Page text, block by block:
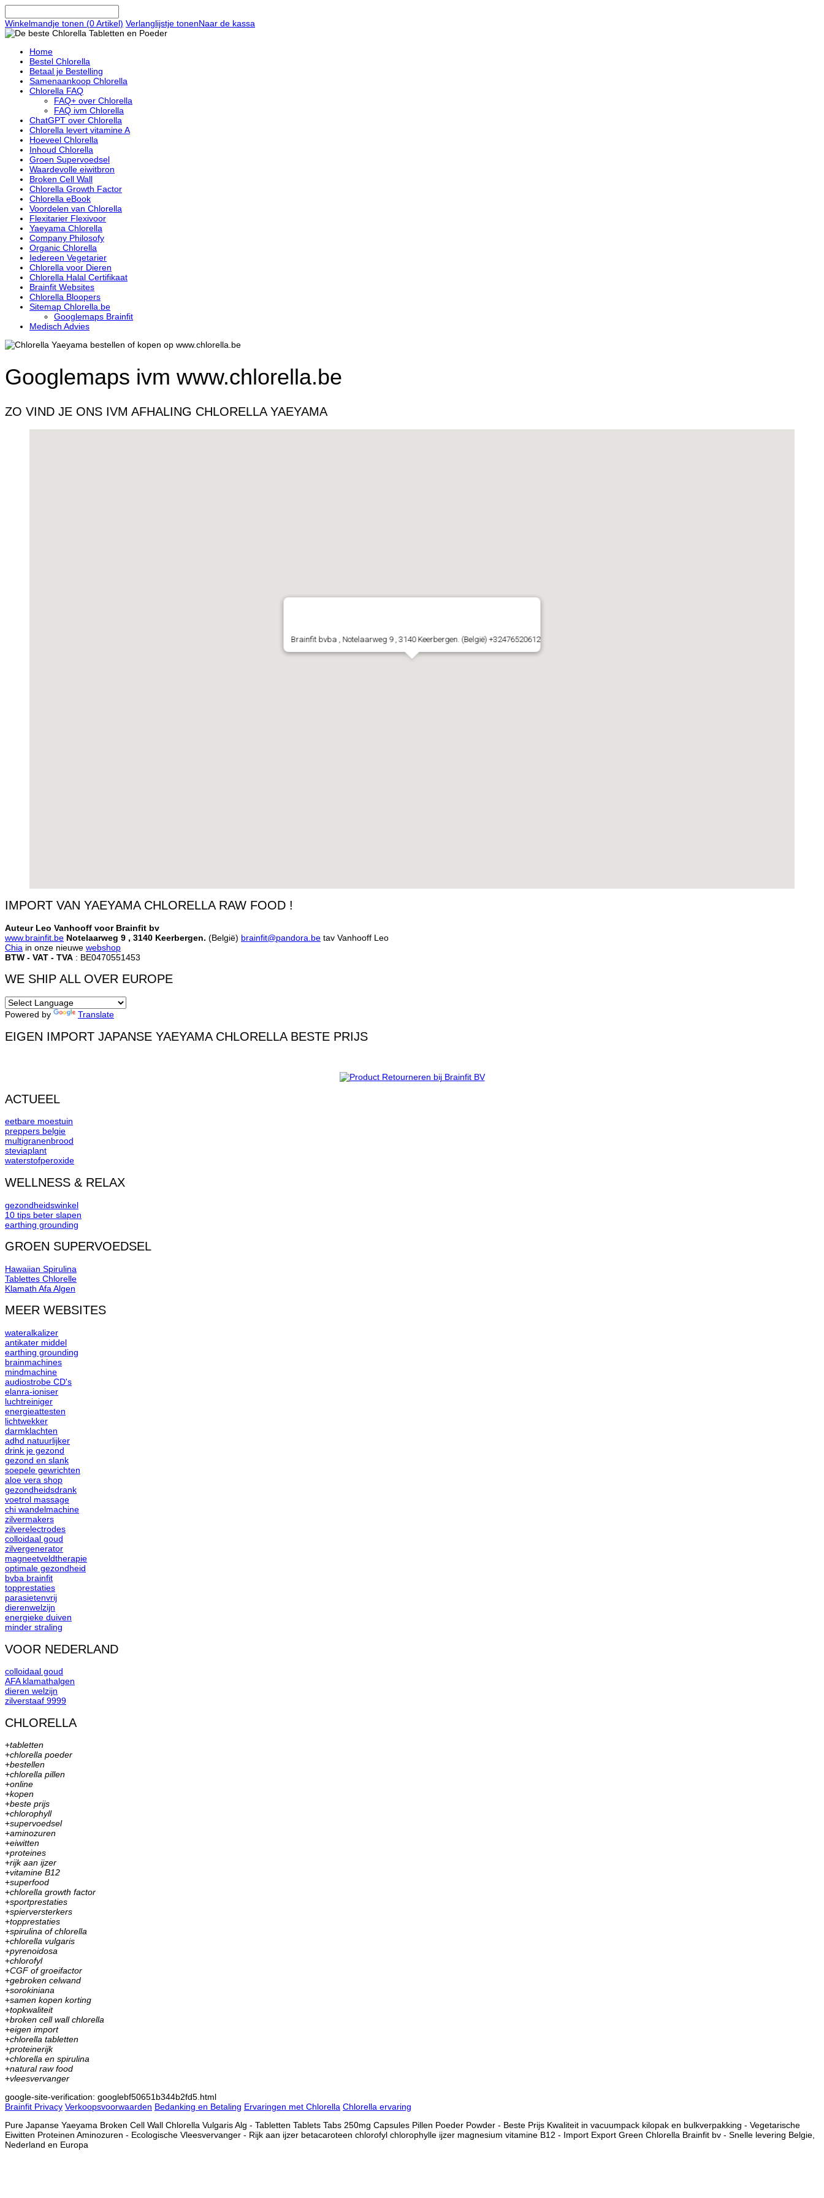
Winkelmandje tonen (0Artikel) Verlanglijstje tonenNaar de kassa
Home
Bestel Chlorella
Betaal je Bestelling
Samenaankoop Chlorella
Chlorella FAQ
FAQ+ over Chlorella
FAQ ivm Chlorella
ChatGPT over Chlorella
Chlorella levert vitamine A
Hoeveel Chlorella
Inhoud Chlorella
Groen Supervoedsel
Waardevolle eiwitbron
Broken Cell Wall
Chlorella Growth Factor
Chlorella eBook
Voordelen van Chlorella
Flexitarier Flexivoor
Yaeyama Chlorella
Company Philosofy
Organic Chlorella
Iedereen Vegetarier
Chlorella voor Dieren
Chlorella Halal Certifikaat
Brainfit Websites
Chlorella Bloopers
Sitemap Chlorella.be
Googlemaps Brainfit
Medisch Advies
Googlemaps ivm www.chlorella.be
ZO VIND JE ONS IVM AFHALING CHLORELLA YAEYAMA
Brainfit bvba , Notelaarweg 9 , 3140 Keerbergen. (België) +32476520612
IMPORT VAN YAEYAMA CHLORELLA RAW FOOD !
Auteur Leo Vanhooff voor Brainfit bv
www.brainfit.be Notelaarweg 9 , 3140 Keerbergen. (België) brainfit@pandora.be tav Vanhooff Leo
Chia in onze nieuwe webshop
BTW - VAT - TVA : BE0470551453
WE SHIP ALL OVER EUROPE
Powered by Translate
EIGEN IMPORT JAPANSE YAEYAMA CHLORELLA BESTE PRIJS
ACTUEEL
eetbare moestuin
preppers belgie
multigranenbrood
steviaplant
waterstofperoxide
WELLNESS & RELAX
gezondheidswinkel
10 tips beter slapen
earthing grounding
GROEN SUPERVOEDSEL
Hawaiian Spirulina
Tablettes Chlorelle
Klamath Afa Algen
MEER WEBSITES
wateralkalizer
antikater middel
earthing grounding
brainmachines
mindmachine
audiostrobe CD's
elanra-ioniser
luchtreiniger
energieattesten
lichtwekker
darmklachten
adhd natuurlijker
drink je gezond
gezond en slank
soepele gewrichten
aloe vera shop
gezondheidsdrank
voetrol massage
chi wandelmachine
zilvermakers
zilverelectrodes
colloidaal goud
zilvergenerator
magneetveldtherapie
optimale gezondheid
bvba brainfit
topprestaties
parasietenvrij
dierenwelzijn
energieke duiven
minder straling
VOOR NEDERLAND
colloidaal goud
AFA klamathalgen
dieren welzijn
zilverstaaf 9999
CHLORELLA
+tabletten
+chlorella poeder
+bestellen
+chlorella pillen
+online
+kopen
+beste prijs
+chlorophyll
+supervoedsel
+aminozuren
+eiwitten
+proteines
+rijk aan ijzer
+vitamine B12
+superfood
+chlorella growth factor
+sportprestaties
+spierversterkers
+topprestaties
+spirulina of chlorella
+chlorella vulgaris
+pyrenoidosa
+chlorofyl
+CGF of groeifactor
+gebroken celwand
+sorokiniana
+samen kopen korting
+topkwaliteit
+broken cell wall chlorella
+eigen import
+chlorella tabletten
+proteinerijk
+chlorella en spirulina
+natural raw food
+vleesvervanger
google-site-verification: googlebf50651b344b2fd5.html
Brainfit Privacy Verkoopsvoorwaarden Bedanking en Betaling Ervaringen met Chlorella Chlorella ervaring
Pure Japanse Yaeyama Broken Cell Wall Chlorella Vulgaris Alg - Tabletten Tablets Tabs 250mg Capsules Pillen Poeder Powder - Beste Prijs Kwaliteit in vacuumpack kilopak en bulkverpakking - Vegetarische
Eiwitten Proteinen Aminozuren - Ecologische Vleesvervanger - Rijk aan ijzer betacaroteen chlorofyl chlorophylle ijzer magnesium vitamine B12 - Import Export Green Chlorella Brainfit bv - Snelle levering Belgie,
Nederland en Europa